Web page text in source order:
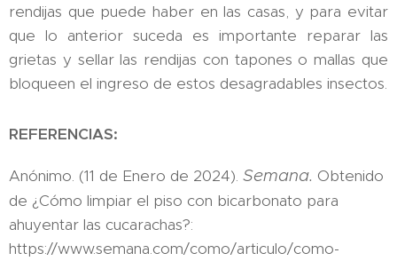
rendijas que puede haber en las casas, y para evitar
que lo anterior suceda es importante reparar las
grietas y sellar las rendijas con tapones o mallas que
bloqueen el ingreso de estos desagradables insectos.
REFERENCIAS:
Anónimo. (11 de Enero de 2024). Semana. Obtenido
de ¿Cómo limpiar el piso con bicarbonato para
ahuyentar las cucarachas?:
https://www.semana.com/como/articulo/como-